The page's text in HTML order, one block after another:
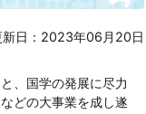
新日：2023年06月20日
、国学の発展に尽力
どの大事業を成し遂